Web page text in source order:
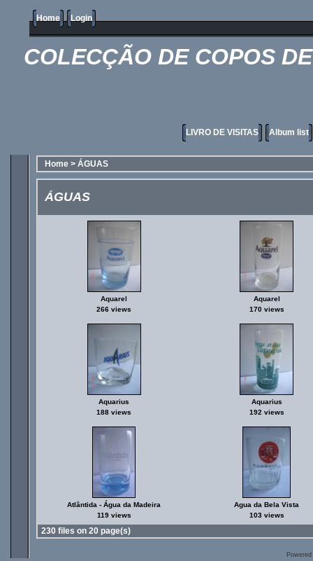
Home Login
COLECÇÃO DE COPOS
LIVRO DE VISITAS Album list
Home > ÁGUAS
ÁGUAS
Aquarel
266 views
Aquarel
170 views
Aquarius
188 views
Aquarius
192 views
Atlântida - Água da Madeira
119 views
Agua da Bela Vista
103 views
230 files on 20 page(s)